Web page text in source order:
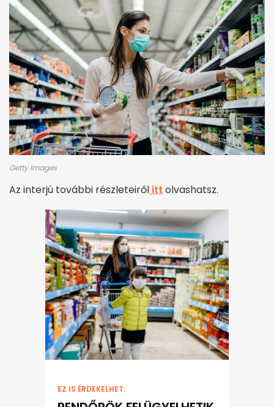
Getty Images
Az interjú további részleteiről itt olvashatsz.
EZ IS ÉRDEKELHET: